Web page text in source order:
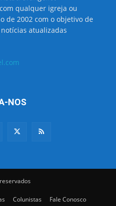
qualquer igreja ou
de 2002 com o objetivo de
atualizadas
NOS
Colunistas
Fale Conosco